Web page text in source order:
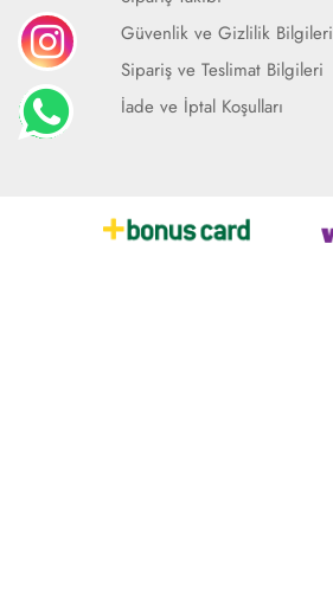
Güvenlik ve Gizlilik Bilgileri
Sipariş ve Teslimat Bilgileri
İade ve İptal Koşulları